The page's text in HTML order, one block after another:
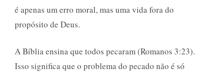
é apenas um erro moral, mas uma vida fora do
propósito de Deus.
A Bíblia ensina que todos pecaram (Romanos 3:23).
Isso significa que o problema do pecado não é só